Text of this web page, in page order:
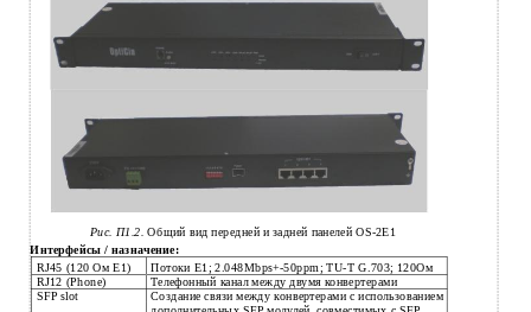
Рис. П1.2.Общий вид передней и задней панелей OS-2E1
Интерфейсы / назначение:
RJ45 (120 Ом E1)
Потоки Е1; 2.048Mbps+-50ppm; TU-T G.703; 120Ом
RJ12 (Phone)
Телефонный канал между двумя конвертерами
SFP slot Создание связи между конвертерами с использованием